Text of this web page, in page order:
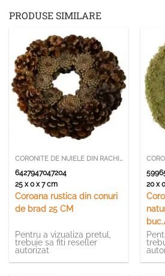
PRODUSE SIMILARE
CORONITE DE NUIELE DIN RACHITA
6427947047204
25 x 0 x 7 cm
Coroana rustica din conuri
de brad 25 CM
Pentru a vizualiza pretul,
trebuie sa fiti reseller
autorizat
20 x